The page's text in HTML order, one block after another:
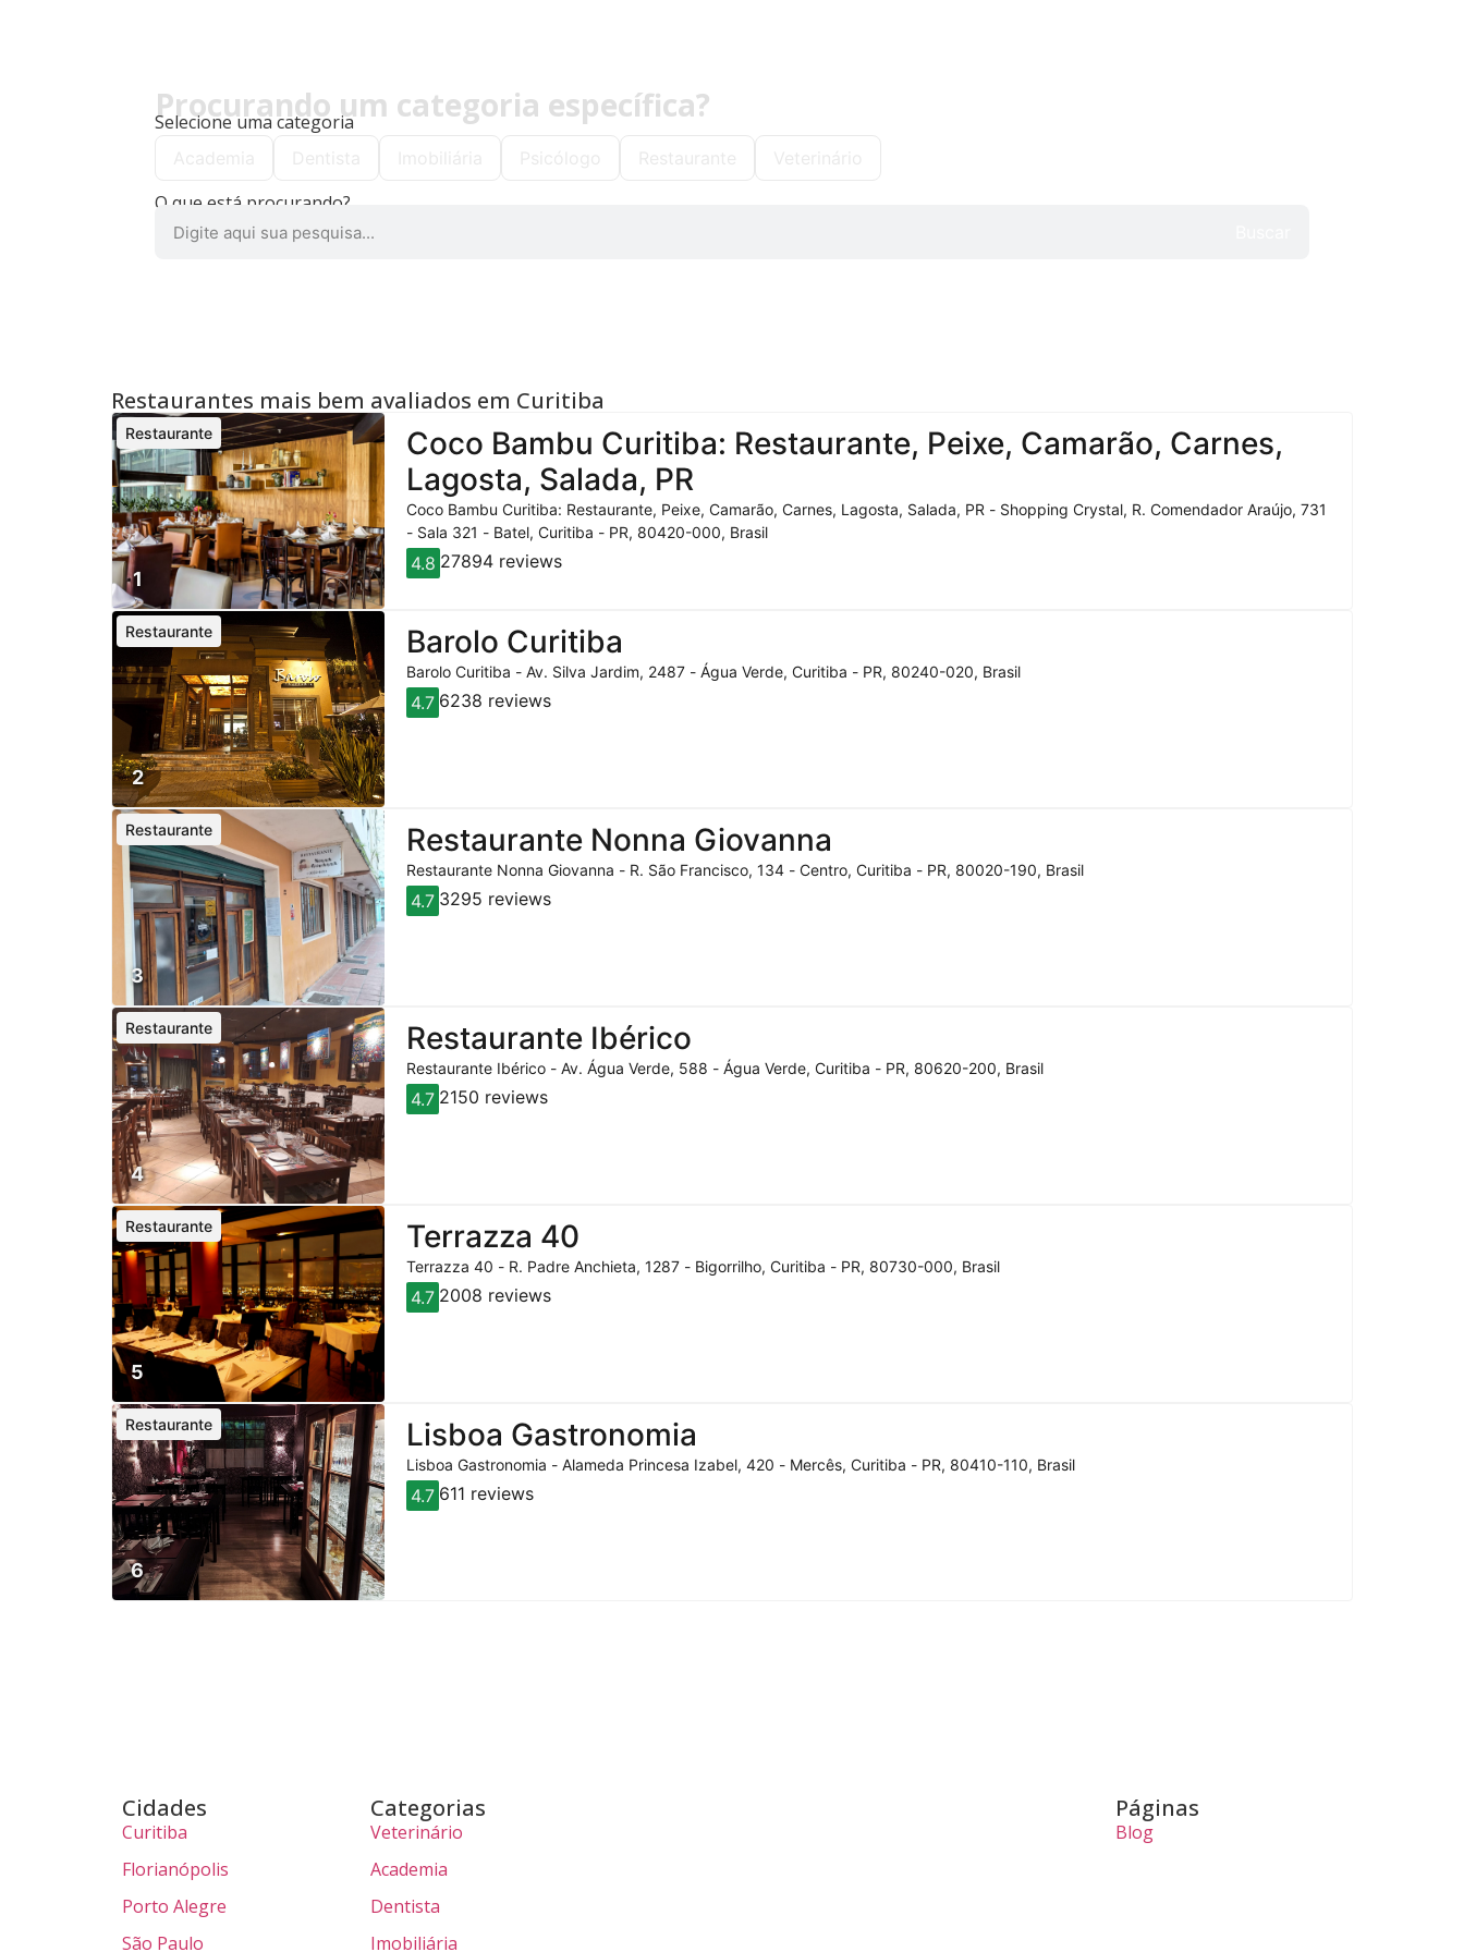
Procurando um categoria específica?
Selecione uma categoria
O que está procurando?
Restaurantes mais bem avaliados em Curitiba
1
Coco Bambu Curitiba: Restaurante, Peixe, Camarão, Carnes,
Lagosta, Salada, PR
Restaurante
Coco Bambu Curitiba: Restaurante, Peixe, Camarão, Carnes, Lagosta, Salada, PR - Shopping Crystal, R. Comendador Araújo, 731
- Sala 321 - Batel, Curitiba - PR, 80420-000, Brasil
4.8 27894 reviews
2
Barolo Curitiba
Restaurante
Barolo Curitiba - Av. Silva Jardim, 2487 - Água Verde, Curitiba - PR, 80240-020, Brasil
4.7 6238 reviews
3
Restaurante Nonna Giovanna
Restaurante
Restaurante Nonna Giovanna - R. São Francisco, 134 - Centro, Curitiba - PR, 80020-190, Brasil
4.7 3295 reviews
4
Restaurante Ibérico
Restaurante
Restaurante Ibérico - Av. Água Verde, 588 - Água Verde, Curitiba - PR, 80620-200, Brasil
4.7 2150 reviews
5
Terrazza 40
Restaurante
Terrazza 40 - R. Padre Anchieta, 1287 - Bigorrilho, Curitiba - PR, 80730-000, Brasil
4.7 2008 reviews
6
Lisboa Gastronomia
Restaurante
Lisboa Gastronomia - Alameda Princesa Izabel, 420 - Mercês, Curitiba - PR, 80410-110, Brasil
4.7 611 reviews
Cidades
Curitiba
Florianópolis
Porto Alegre
São Paulo
Categorias
Veterinário
Academia
Dentista
Imobiliária
Páginas
Blog